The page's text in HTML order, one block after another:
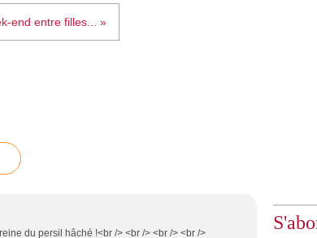
end entre filles... »
du persil hâché !<br /> <br /> <br /> <br />